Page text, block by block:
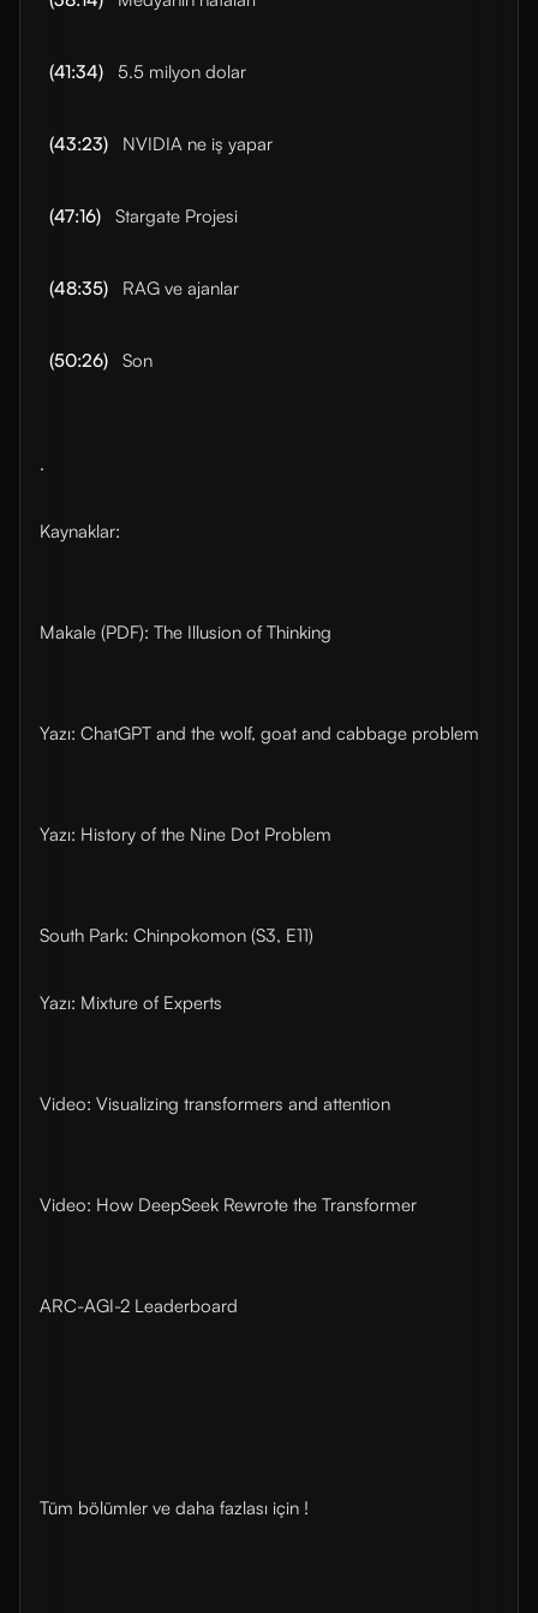
(41:34) 5.5 milyon dolar
(43:23) NVIDIA ne iş yapar
(47:16) Stargate Projesi
(48:35) RAG ve ajanlar
(50:26) Son
.
Kaynaklar:
Makale (PDF): The Illusion of Thinking
Yazı: ChatGPT and the wolf, goat and cabbage problem
Yazı: History of the Nine Dot Problem
South Park: Chinpokomon (S3, E11)
Yazı: Mixture of Experts
Video: Visualizing transformers and attention
Video: How DeepSeek Rewrote the Transformer
ARC-AGI-2 Leaderboard
Tüm bölümler ve daha fazlası için !